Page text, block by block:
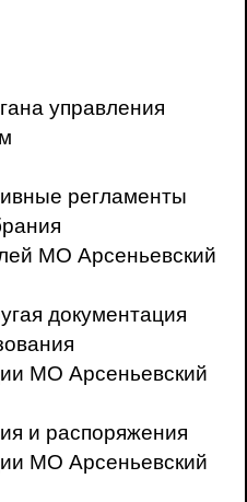
управления
регламенты
МО Арсеньевский
документация
МО Арсеньевский
и распоряжения
МО Арсеньевский